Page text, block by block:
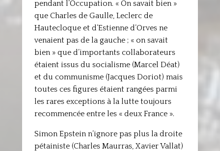
pendant l’Occupation. « On savait bien »
que Charles de Gaulle, Leclerc de
Hautecloque et d’Estienne d’Orves ne
venaient pas de la gauche ; « on savait
bien » que d’importants collaborateurs
étaient issus du socialisme (Marcel Déat)
et du communisme (Jacques Doriot) mais
toutes ces figures étaient rangées parmi
les rares exceptions à la lutte toujours
recommencée entre les « deux France ».
Simon Epstein n’ignore pas plus la droite
pétainiste (Charles Maurras, Xavier Vallat)